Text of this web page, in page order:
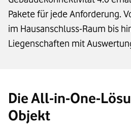
Pakete für jede Anforderung.
im Hausanschluss-Raum bis
Liegenschaften mit
Die All-in-One-
Objekt